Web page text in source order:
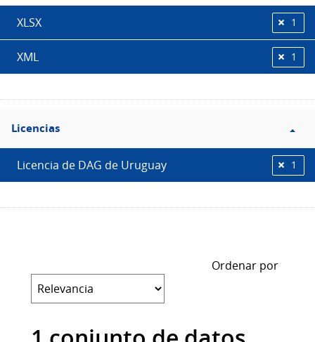
XLSX 1
XML 1
Filtro
Licencias
Licencias
Licencia de DAG de Uruguay 1
Ordenar por